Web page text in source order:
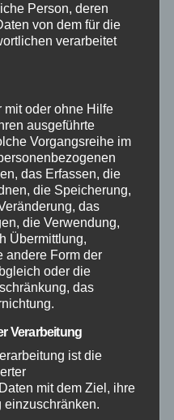
Person, deren
von dem für die
verarbeitet
mit oder ohne Hilfe
ausgeführte
Vorgangsreihe im
das Erfassen, die
die Speicherung,
das
die Verwendung,
Übermittlung,
andere Form der
oder die
das
Verarbeitung
ist die
mit dem Ziel, ihre
einzuschränken.